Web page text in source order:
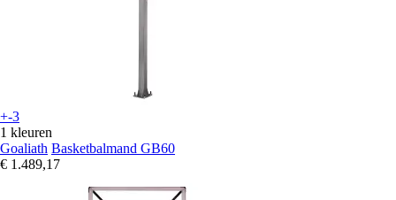
+-3
1 kleuren
Goaliath Basketbalmand GB60
€ 1.489,17